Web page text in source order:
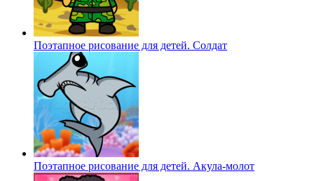
Поэтапное рисование для детей. Солдат
Поэтапное рисование для детей. Акула-молот